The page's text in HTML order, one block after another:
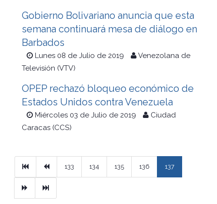
Gobierno Bolivariano anuncia que esta
semana continuará mesa de diálogo en
Barbados
Lunes 08 de Julio de 2019
Venezolana de
Televisión (VTV)
OPEP rechazó bloqueo económico de
Estados Unidos contra Venezuela
Miércoles 03 de Julio de 2019
Ciudad
Caracas (CCS)
PrimeraPrevious
133 134 135 136 137
Ultimo